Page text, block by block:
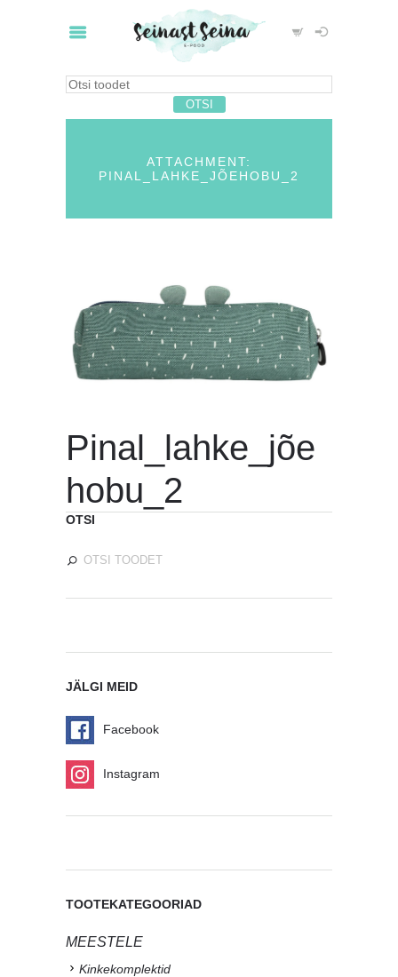
ATTACHMENT:
PINAL_LAHKE_JÕEHOBU_2
Pinal_lahke_jõe
hobu_2
OTSI
JÄLGI MEID
Facebook
Instagram
TOOTEKATEGOORIAD
MEESTELE
Kinkekomplektid